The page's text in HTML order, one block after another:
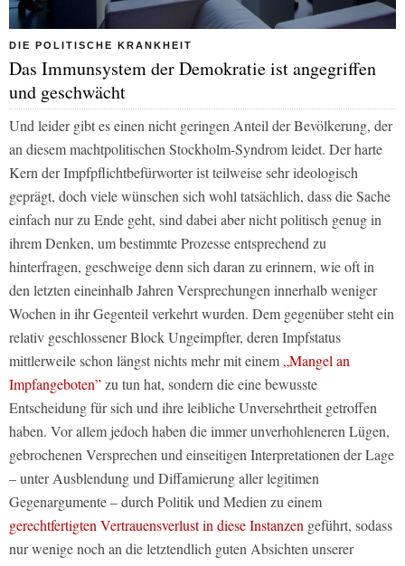
DIE POLITISCHE KRANKHEIT
Das Immunsystem der Demokratie ist angegriffen
und geschwächt
Und leider gibt es einen nicht geringen Anteil der Bevölkerung, der
an diesem machtpolitischen Stockholm-Syndrom leidet. Der harte
Kern der Impfpflichtbefürworter ist teilweise sehr ideologisch
geprägt, doch viele wünschen sich wohl tatsächlich, dass die Sache
einfach nur zu Ende geht, sind dabei aber nicht politisch genug in
ihrem Denken, um bestimmte Prozesse entsprechend zu
hinterfragen, geschweige denn sich daran zu erinnern, wie oft in
den letzten eineinhalb Jahren Versprechungen innerhalb weniger
Wochen in ihr Gegenteil verkehrt wurden. Dem gegenüber steht ein
relativ geschlossener Block Ungeimpfter, deren Impfstatus
mittlerweile schon längst nichts mehr mit einem „Mangel an
Impfangeboten”zu tun hat, sondern die eine bewusste
Entscheidung für sich und ihre leibliche Unversehrtheit getroffen
haben. Vor allem jedoch haben die immer unverhohleneren Lügen,
gebrochenen Versprechen und einseitigen Interpretationen der Lage
– unter Ausblendung und Diffamierung aller legitimen
Gegenargumente – durch Politik und Medien zu einem
gerechtfertigten Vertrauensverlust in diese Instanzen geführt, sodass
nur wenige noch an die letztendlich guten Absichten unserer